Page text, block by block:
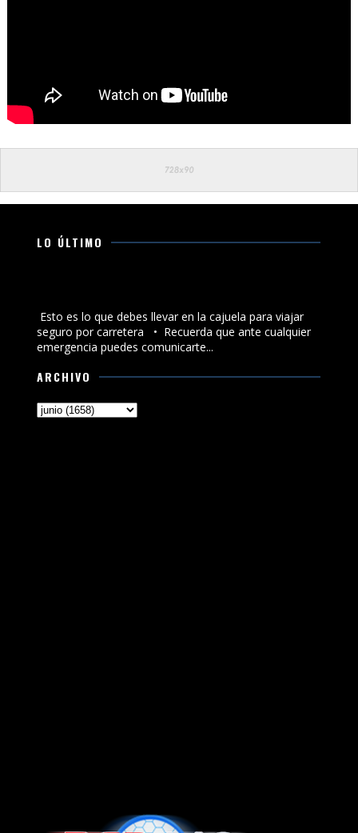
LO ÚLTIMO
Esto es lo que debes llevar en la cajuela para viajar
seguro por carretera •⁠ ⁠Recuerda que ante cualquier
emergencia puedes comunicarte...
ARCHIVO